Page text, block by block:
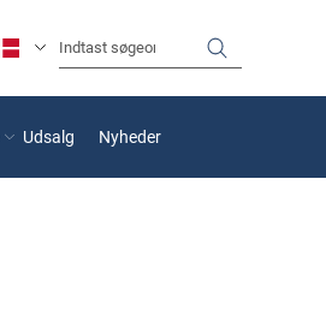
Udsalg Nyheder